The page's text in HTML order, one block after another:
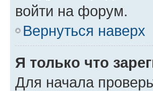
войти на форум.
Вернуться наверх
Я только что
Для начала